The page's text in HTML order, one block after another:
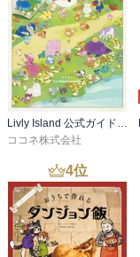
Livly Island 公式ガイドブック４ 心が重なるリヴリーの世界【プロダクトコード付き】
ココネ株式会社
4位